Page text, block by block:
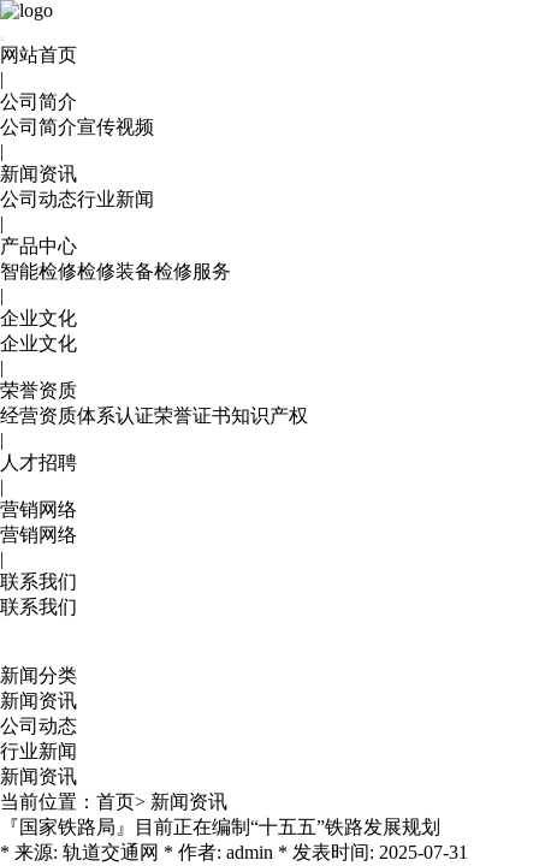
网站首页
|
公司简介
公司简介宣传视频
|
新闻资讯
公司动态行业新闻
|
产品中心
智能检修检修装备检修服务
|
企业文化
企业文化
|
荣誉资质
经营资质体系认证荣誉证书知识产权
|
人才招聘
|
营销网络
营销网络
|
联系我们
联系我们
新闻分类
新闻资讯
公司动态
行业新闻
新闻资讯
当前位置： 首页> 新闻资讯
『国家铁路局』目前正在编制“十五五”铁路发展规划
* 来源: 轨道交通网 * 作者: admin * 发表时间: 2025-07-31